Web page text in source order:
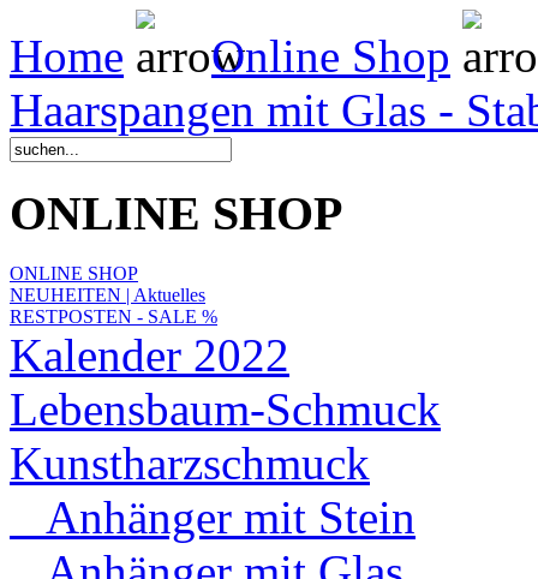
Home
Online Shop
Haarspangen mit Glas -
ONLINE SHOP
ONLINE SHOP
NEUHEITEN | Aktuelles
RESTPOSTEN - SALE %
Kalender 2022
Lebensbaum-Schmuck
Kunstharzschmuck
Anhänger mit Stein